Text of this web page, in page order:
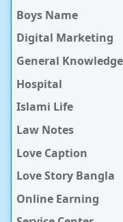
Boys Name
Digital Marketing
General Knowledge
Hospital
Islami Life
Law Notes
Love Caption
Love Story Bangla
Online Earning